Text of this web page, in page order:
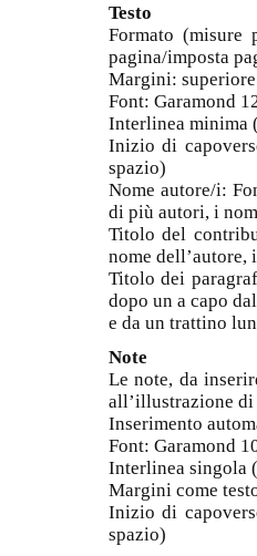
Testo
Formato (misure
pagina/imposta
Margini:
Font: Garamond
Interlinea minima
Inizio di
spazio)
Nome autore/i:
di più autori, i
Titolo del
nome dell’autore,
Titolo dei
dopo un a capo
e da un trattino
Note
Le note, da
all’illustrazione di
Inserimento
Font: Garamond
Interlinea singola
Margini come
Inizio di
spazio)